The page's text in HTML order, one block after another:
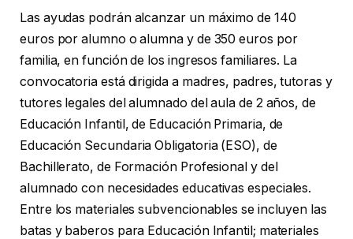
Las ayudas podrán alcanzar un máximo de 140
euros por alumno o alumna y de 350 euros por
familia, en función de los ingresos familiares. La
convocatoria está dirigida a madres, padres, tutoras y
tutores legales del alumnado del aula de 2 años, de
Educación Infantil, de Educación Primaria, de
Educación Secundaria Obligatoria (ESO), de
Bachillerato, de Formación Profesional y del
alumnado con necesidades educativas especiales.
Entre los materiales subvencionables se incluyen las
batas y baberos para Educación Infantil; materiales